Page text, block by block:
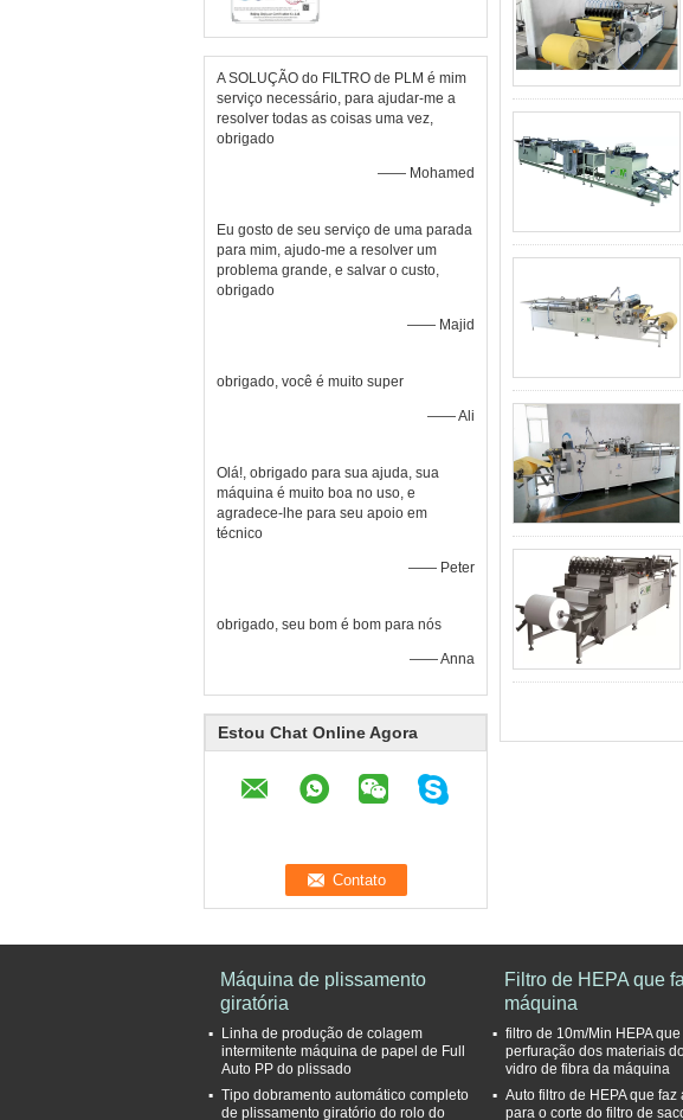
A SOLUÇÃO do FILTRO de PLM é mim
serviço necessário, para ajudar-me a
resolver todas as coisas uma vez,
obrigado
—— Mohamed
Eu gosto de seu serviço de uma parada
para mim, ajudo-me a resolver um
problema grande, e salvar o custo,
obrigado
—— Majid
obrigado, você é muito super
—— Ali
Olá!, obrigado para sua ajuda, sua
máquina é muito boa no uso, e
agradece-lhe para seu apoio em
técnico
—— Peter
obrigado, seu bom é bom para nós
—— Anna
Estou Chat Online Agora
Máquina de plissamento
giratória
Linha de produção de colagem
intermitente máquina de papel de Full
Auto PP do plissado
Tipo dobramento automático completo
de plissamento giratório do rolo do
Filtro de HEPA que
máquina
filtro de 10m/Min HEPA que
perfuração dos materiais
vidro de fibra da máquina
Auto filtro de HEPA que faz
para o corte do filtro de